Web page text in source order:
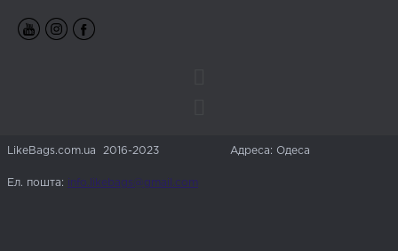
LikeBags.com.ua 2016-2023 Адреса: Одеса
Ел. пошта: info.likebags@gmail.com